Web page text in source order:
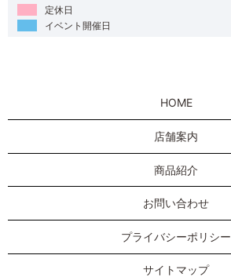
定休日
イベント開催日
HOME
店舗案内
商品紹介
お問い合わせ
プライバシーポリシー
サイトマップ